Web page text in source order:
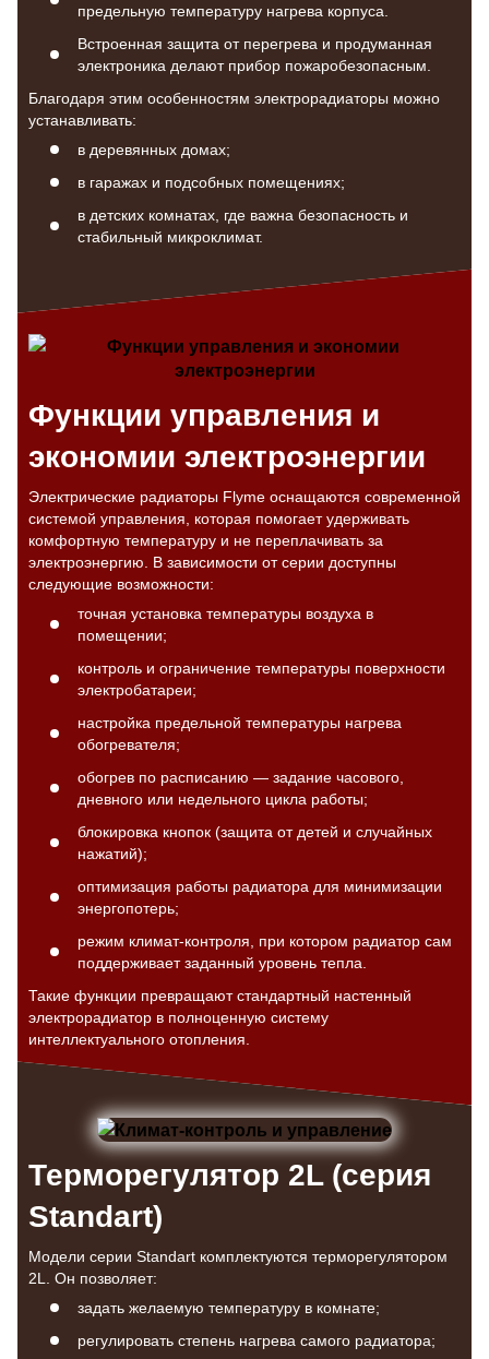
предельную температуру нагрева корпуса.
Встроенная защита от перегрева и продуманная
электроника делают прибор пожаробезопасным.
Благодаря этим особенностям электрорадиаторы можно
устанавливать:
в деревянных домах;
в гаражах и подсобных помещениях;
в детских комнатах, где важна безопасность и
стабильный микроклимат.
Функции управления и
экономии электроэнергии
Электрические радиаторы Flyme оснащаются современной
системой управления, которая помогает удерживать
комфортную температуру и не переплачивать за
электроэнергию. В зависимости от серии доступны
следующие возможности:
точная установка температуры воздуха в
помещении;
контроль и ограничение температуры поверхности
электробатареи;
настройка предельной температуры нагрева
обогревателя;
обогрев по расписанию — задание часового,
дневного или недельного цикла работы;
блокировка кнопок (защита от детей и случайных
нажатий);
оптимизация работы радиатора для минимизации
энергопотерь;
режим климат-контроля, при котором радиатор сам
поддерживает заданный уровень тепла.
Такие функции превращают стандартный настенный
электрорадиатор в полноценную систему
интеллектуального отопления.
Терморегулятор 2L (серия
Standart)
Модели серии Standart комплектуются терморегулятором
2L. Он позволяет:
задать желаемую температуру в комнате;
регулировать степень нагрева самого радиатора;